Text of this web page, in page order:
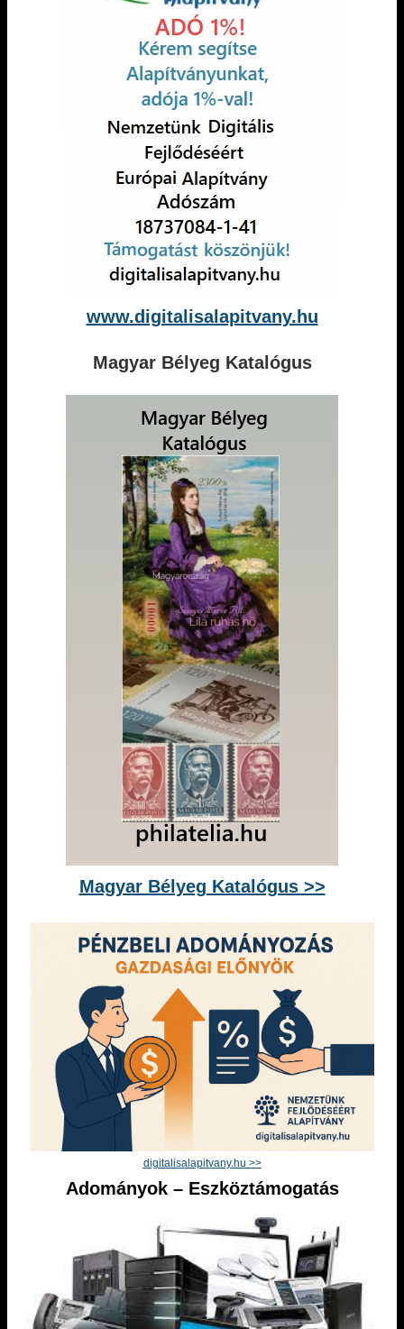
www.digitalisalapitvany.hu
Magyar Bélyeg Katalógus
Magyar Bélyeg Katalógus >>
digitalisalapitvany.hu >>
Adományok – Eszköztámogatás